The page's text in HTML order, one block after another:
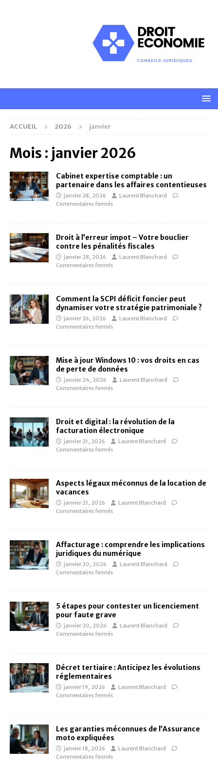
ACCUEIL 2026 janvier
Mois : janvier 2026
Cabinet expertise comptable : un
partenaire dans les affaires contentieuses
janvier 28, 2026
Laurent Blanchard
Commentaires fermés
Droit à l’erreur impot – Votre bouclier
contre les pénalités fiscales
janvier 28, 2026
Laurent Blanchard
Commentaires fermés
Comment la SCPI déficit foncier peut
dynamiser votre stratégie patrimoniale ?
janvier 26, 2026
Laurent Blanchard
Commentaires fermés
Mise à jour Windows 10 : vos droits en cas
de perte de données
janvier 24, 2026
Laurent Blanchard
Commentaires fermés
Droit et digital : la révolution de la
facturation électronique
janvier 21, 2026
Laurent Blanchard
Commentaires fermés
Aspects légaux méconnus de la location de
vacances
janvier 21, 2026
Laurent Blanchard
Commentaires fermés
Affacturage : comprendre les implications
juridiques du numérique
janvier 20, 2026
Laurent Blanchard
Commentaires fermés
5 étapes pour contester un licenciement
pour faute grave
janvier 20, 2026
Laurent Blanchard
Commentaires fermés
Décret tertiaire : Anticipez les évolutions
réglementaires
janvier 19, 2026
Laurent Blanchard
Commentaires fermés
Les garanties méconnues de l’Assurance
moto expliquées
janvier 18, 2026
Laurent Blanchard
Commentaires fermés